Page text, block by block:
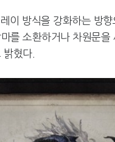
이 방식을 강화하는 방
를 소환하거나 차원문을
혔다.